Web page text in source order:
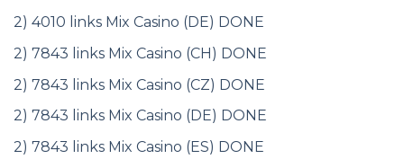
2) 4010 links Mix Casino (DE) DONE
2) 7843 links Mix Casino (CH) DONE
2) 7843 links Mix Casino (CZ) DONE
2) 7843 links Mix Casino (DE) DONE
2) 7843 links Mix Casino (ES) DONE